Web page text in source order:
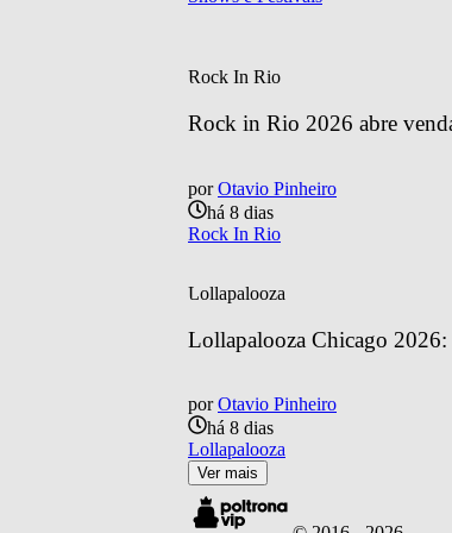
Rock In Rio
Rock in Rio 2026 abre
por Otavio Pinheiro
há 8 dias
Rock In Rio
Lollapalooza
Lollapalooza Chicago 2026:
por Otavio Pinheiro
há 8 dias
Lollapalooza
Ver mais